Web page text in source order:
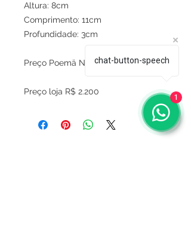
Altura: 8cm
Comprimento: 11cm
Profundidade: 3cm
Preço Poemä Noire R$750
Preço loja R$ 2.200
chat-button-speech
1